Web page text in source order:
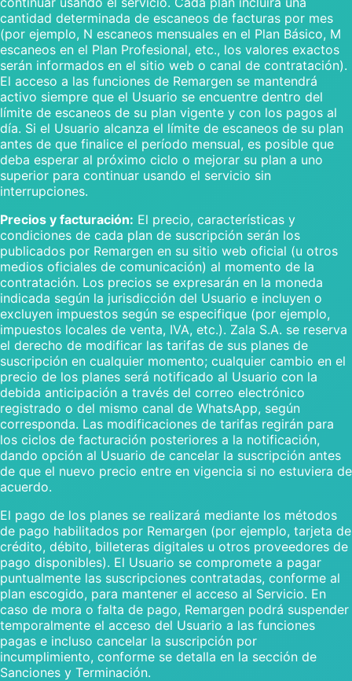
cantidad determinada de escaneos de facturas por mes
(por ejemplo, N escaneos mensuales en el Plan Básico, M
escaneos en el Plan Profesional, etc., los valores exactos
serán informados en el sitio web o canal de contratación).
El acceso a las funciones de Remargen se mantendrá
activo siempre que el Usuario se encuentre dentro del
límite de escaneos de su plan vigente y con los pagos al
día. Si el Usuario alcanza el límite de escaneos de su plan
antes de que finalice el período mensual, es posible que
deba esperar al próximo ciclo o mejorar su plan a uno
superior para continuar usando el servicio sin
interrupciones.
Precios y facturación: El precio, características y
condiciones de cada plan de suscripción serán los
publicados por Remargen en su sitio web oficial (u otros
medios oficiales de comunicación) al momento de la
contratación. Los precios se expresarán en la moneda
indicada según la jurisdicción del Usuario e incluyen o
excluyen impuestos según se especifique (por ejemplo,
impuestos locales de venta, IVA, etc.). Zala S.A. se reserva
el derecho de modificar las tarifas de sus planes de
suscripción en cualquier momento; cualquier cambio en el
precio de los planes será notificado al Usuario con la
debida anticipación a través del correo electrónico
registrado o del mismo canal de WhatsApp, según
corresponda. Las modificaciones de tarifas regirán para
los ciclos de facturación posteriores a la notificación,
dando opción al Usuario de cancelar la suscripción antes
de que el nuevo precio entre en vigencia si no estuviera de
acuerdo.
El pago de los planes se realizará mediante los métodos
de pago habilitados por Remargen (por ejemplo, tarjeta de
crédito, débito, billeteras digitales u otros proveedores de
pago disponibles). El Usuario se compromete a pagar
puntualmente las suscripciones contratadas, conforme al
plan escogido, para mantener el acceso al Servicio. En
caso de mora o falta de pago, Remargen podrá suspender
temporalmente el acceso del Usuario a las funciones
pagas e incluso cancelar la suscripción por
incumplimiento, conforme se detalla en la sección de
Sanciones y Terminación.